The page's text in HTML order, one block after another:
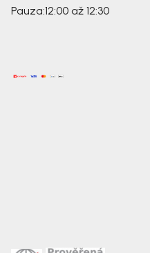
Pauza:12:00 až 12:30